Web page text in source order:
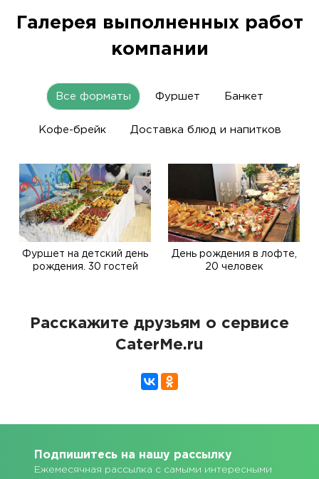
Галерея выполненных работ
компании
Все форматы Фуршет Банкет
Кофе-брейк Доставка блюд и напитков
Фуршет на детский день
рождения. 30 гостей
День рождения в лофте,
20 человек
Расскажите друзьям о сервисе
CaterMe.ru
Подпишитесь на нашу рассылку
Ежемесячная рассылка с самыми интересными